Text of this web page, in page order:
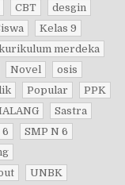
CBT
desgin
Kelas 9
kurikulum merdeka
Novel
osis
Popular
PPK
Sastra
6
SMP N 6
UNBK